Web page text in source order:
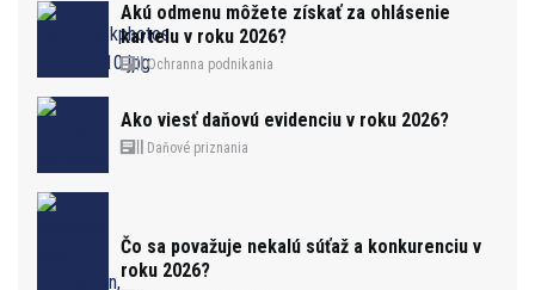
Akú odmenu môžete získať za ohlásenie
kartelu v roku 2026?
Ochranna podnikania
Ako viesť daňovú evidenciu v roku 2026?
Daňové priznania
Čo sa považuje nekalú súťaž a konkurenciu v
roku 2026?